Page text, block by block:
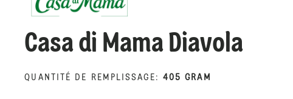
Casa di Mama Diavola
QUANTITÉ DE REMPLISSAGE : 405 GRAM